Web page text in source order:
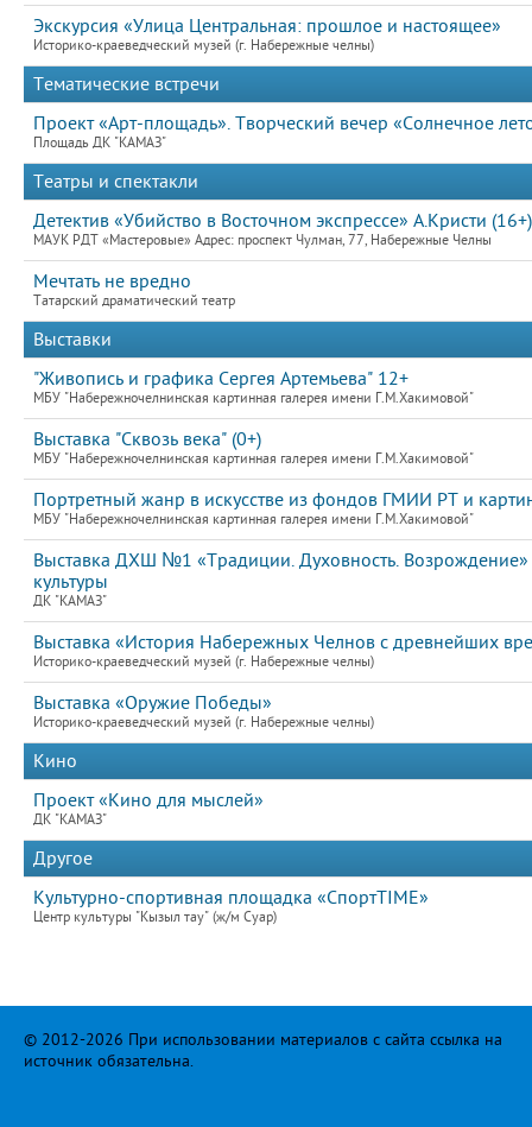
Экскурсия «Улица Центральная: прошлое и настоящее»
Историко-краеведческий музей (г. Набережные челны)
Тематические встречи
Проект «Арт-площадь». Творческий вечер «Солнечное
Площадь ДК "КАМАЗ"
Театры и спектакли
Детектив «Убийство в Восточном экспрессе» А.Кристи (16+)
МАУК РДТ «Мастеровые» Адрес: проспект Чулман, 77, Набережные Челны
Мечтать не вредно
Татарский драматический театр
Выставки
"Живопись и графика Сергея Артемьева" 12+
МБУ "Набережночелнинская картинная галерея имени Г.М.Хакимовой"
Выставка "Сквозь века" (0+)
МБУ "Набережночелнинская картинная галерея имени Г.М.Хакимовой"
Портретный жанр в искусстве из фондов ГМИИ РТ и
МБУ "Набережночелнинская картинная галерея имени Г.М.Хакимовой"
Выставка ДХШ №1 «Традиции. Духовность.
культуры
ДК "КАМАЗ"
Выставка «История Набережных Челнов с древнейших
Историко-краеведческий музей (г. Набережные челны)
Выставка «Оружие Победы»
Историко-краеведческий музей (г. Набережные челны)
Кино
Проект «Кино для мыслей»
ДК "КАМАЗ"
Другое
Культурно-спортивная площадка «СпортTIME»
Центр культуры "Кызыл тау" (ж/м Суар)
© 2012-2026 При использовании материалов с сайта ссылка на
источник обязательна.